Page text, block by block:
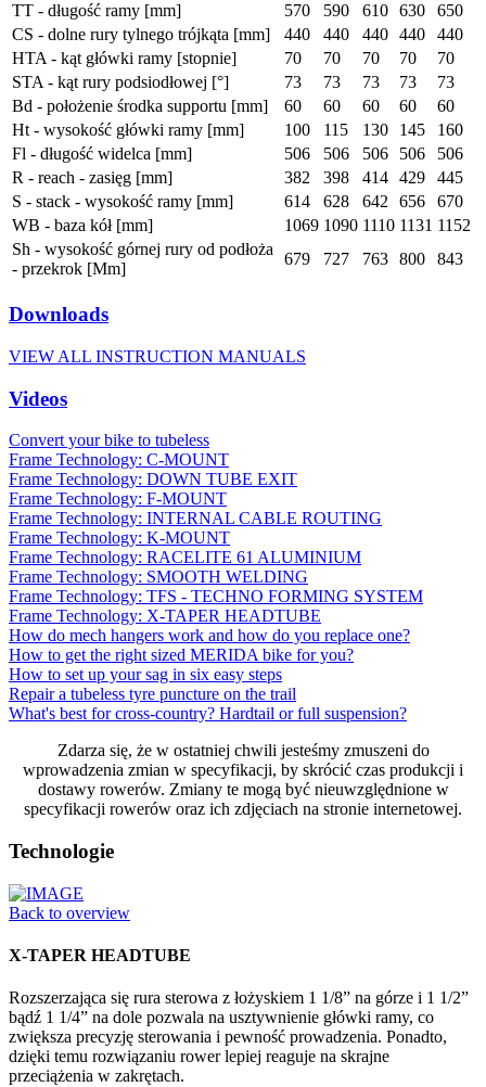
TT - długość ramy [mm]
570 590 610 630
650
CS - dolne rury tylnego trójkąta [mm]
440 440 440 440
440
HTA - kąt główki ramy [stopnie]
70 70 70 70
70
STA - kąt rury podsiodłowej [°]
73 73 73 73
73
Bd - położenie środka supportu [mm]
60 60 60 60
60
Ht - wysokość główki ramy [mm]
100 115 130 145
160
Fl - długość widelca [mm]
506 506 506 506
506
R - reach - zasięg [mm]
382 398 414 429
445
S - stack - wysokość ramy [mm]
614 628 642 656
670
WB - baza kół [mm]
1069 1090 1110 1131 1152
Sh - wysokość górnej rury od podłoża
- przekrok [Mm]
679 727 763 800 843
Downloads
VIEW ALL INSTRUCTION MANUALS
Videos
Convert your bike to tubeless
Frame Technology: C-MOUNT
Frame Technology: DOWN TUBE EXIT
Frame Technology: F-MOUNT
Frame Technology: INTERNAL CABLE ROUTING
Frame Technology: K-MOUNT
Frame Technology: RACELITE 61 ALUMINIUM
Frame Technology: SMOOTH WELDING
Frame Technology: TFS - TECHNO FORMING SYSTEM
Frame Technology: X-TAPER HEADTUBE
How do mech hangers work and how do you replace one?
How to get the right sized MERIDA bike for you?
How to set up your sag in six easy steps
Repair a tubeless tyre puncture on the trail
What's best for cross-country? Hardtail or full suspension?
Zdarza się, że w ostatniej chwili jesteśmy zmuszeni do
wprowadzenia zmian w specyfikacji, by skrócić czas produkcji i
dostawy rowerów. Zmiany te mogą być nieuwzględnione w
specyfikacji rowerów oraz ich zdjęciach na stronie internetowej.
Technologie
Back to overview
X-TAPER HEADTUBE
Rozszerzająca się rura sterowa z łożyskiem 1 1/8” na górze i 1 1/2”
bądź 1 1/4” na dole pozwala na usztywnienie główki ramy, co
zwiększa precyzję sterowania i pewność prowadzenia. Ponadto,
dzięki temu rozwiązaniu rower lepiej reaguje na skrajne
przeciążenia w zakrętach.